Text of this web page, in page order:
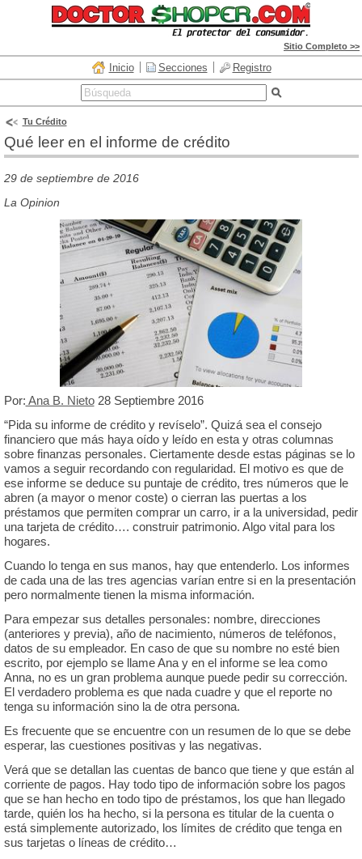
Sitio Completo >>
Inicio Secciones Registro
Tu Crédito
Qué leer en el informe de crédito
29 de septiembre de 2016
La Opinion
Por: Ana B. Nieto28 Septiembre 2016
“Pida su informe de crédito y revíselo”. Quizá sea el consejo
financiero que más haya oído y leído en esta y otras columnas
sobre finanzas personales. Ciertamente desde estas páginas se lo
vamos a seguir recordando con regularidad. El motivo es que de
ese informe se deduce su puntaje de crédito, tres números que le
abren (a mayor o menor coste) o cierran las puertas a los
préstamos que permiten comprar un carro, ir a la universidad, pedir
una tarjeta de crédito…. construir patrimonio. Algo vital para los
hogares.
Cuando lo tenga en sus manos, hay que entenderlo. Los informes
de cada una de las tres agencias varían entre si en la presentación
pero normalmente tienen la misma información.
Para empezar sus detalles personales: nombre, direcciones
(anteriores y previa), año de nacimiento, números de teléfonos,
datos de su empleador. En caso de que su nombre no esté bien
escrito, por ejemplo se llame Ana y en el informe se lea como
Anna, no es un gran problema aunque puede pedir su corrección.
El verdadero problema es que nada cuadre y que el reporte no
tenga su información sino la de otra persona.
Es frecuente que se encuentre con un resumen de lo que se debe
esperar, las cuestiones positivas y las negativas.
Verá que se detallan las cuentas de banco que tiene y que están al
corriente de pagos. Hay todo tipo de información sobre los pagos
que se han hecho en todo tipo de préstamos, los que han llegado
tarde, quién los ha hecho, si la persona es titular de la cuenta o
está simplemente autorizado, los límites de crédito que tenga en
sus tarjetas o líneas de crédito…